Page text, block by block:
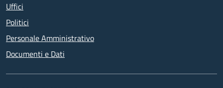
Uffici
Politici
Personale Amministrativo
Documenti e Dati